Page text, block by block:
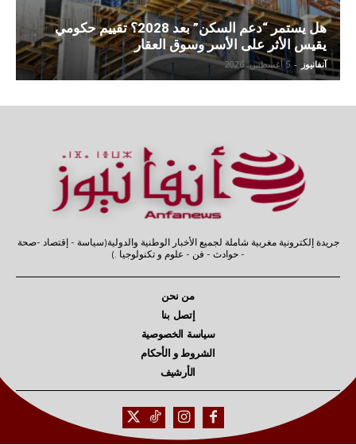
هل يستمر “دعم السكن” بعد 2028؟ تقييم حكومي
يقيس الأثر على الأسر وسوق العقار
آنفانيوز - 5 أغسطس، 2026
جريدة إلكترونية مغربية شاملة لجميع الأخبار الوطنية والدولية(سياسة - إقتصاد -صحة
- حوادث - فن - علوم و تكنولوجيا .)
من نحن
إتصل بنا
سياسة الخصوصية
الشروط و الأحكام
الأرشيف